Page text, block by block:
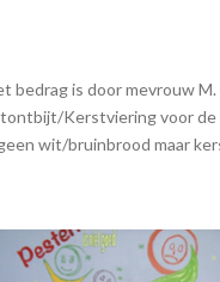
bedrag is door mevrouw M.
Kerstviering voor de
wit/bruinbrood maar